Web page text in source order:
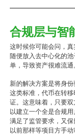
合规层与智
这时候你可能会问，
随便放入去中心化的
单，导致资产很难流通。
新的解决方案是将身
这类标准，代币在转
证。这意味着，只要
以建立一个全是合规
满足了监管要求，又
以前那样等项目方手动